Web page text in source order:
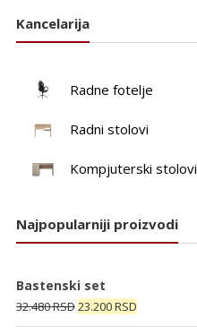
Kancelarija
Radne fotelje
Radni stolovi
Kompjuterski stolovi
Najpopularniji proizvodi
Bastenski set
32.480RSDOriginalna
cena
23.200RSDTrenutna
cena